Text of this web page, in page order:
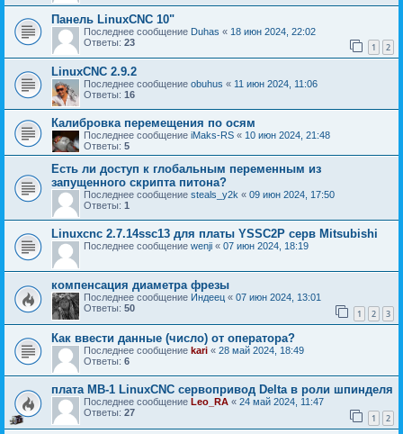
Панель LinuxCNC 10"
Последнее сообщение Duhas « 18 июн 2024, 22:02
Ответы: 23 1 2
LinuxCNC 2.9.2
Последнее сообщение obuhus « 11 июн 2024, 11:06
Ответы: 16
Калибровка перемещения по осям
Последнее сообщение iMaks-RS « 10 июн 2024, 21:48
Ответы: 5
Есть ли доступ к глобальным переменным из
запущенного скрипта питона?
Последнее сообщение steals_y2k « 09 июн 2024, 17:50
Ответы: 1
Linuxcnc 2.7.14ssc13 для платы YSSC2P серв Mitsubishi
Последнее сообщение wenji « 07 июн 2024, 18:19
компенсация диаметра фрезы
Последнее сообщение Индеец « 07 июн 2024, 13:01
Ответы: 50 1 2 3
Как ввести данные (число) от оператора?
Последнее сообщение kari « 28 май 2024, 18:49
Ответы: 6
плата MB-1 LinuxCNC сервопривод Delta в роли шпинделя
Последнее сообщение Leo_RA « 24 май 2024, 11:47
Ответы: 27 1 2